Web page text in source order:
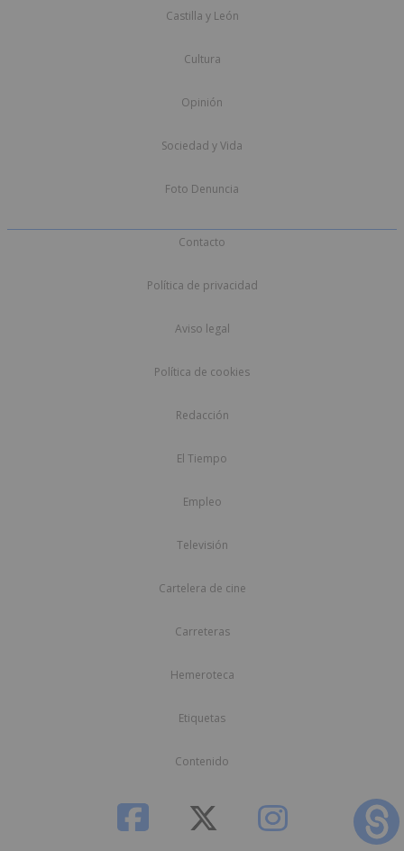
Castilla y León
Cultura
Opinión
Sociedad y Vida
Foto Denuncia
Contacto
Política de privacidad
Aviso legal
Política de cookies
Redacción
El Tiempo
Empleo
Televisión
Cartelera de cine
Carreteras
Hemeroteca
Etiquetas
Contenido